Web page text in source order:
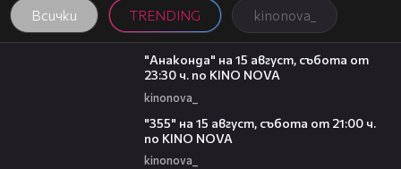
Всички TRENDING kinonova_
00:30
"Анаконда" на 15 август, събота от
23:30 ч. по KINO NOVA
kinonova_
"355" на 15 август, събота от 21:00 ч.
по KINO NOVA
kinonova_